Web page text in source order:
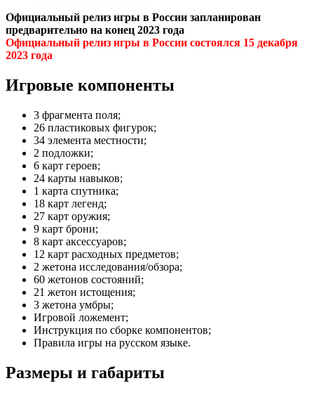
Официальный релиз игры в России запланирован
предварительно на конец 2023 года
Официальный релиз игры в России состоялся 15 декабря
2023 года
Игровые компоненты
3 фрагмента поля;
26 пластиковых фигурок;
34 элемента местности;
2 подложки;
6 карт героев;
24 карты навыков;
1 карта спутника;
18 карт легенд;
27 карт оружия;
9 карт брони;
8 карт аксессуаров;
12 карт расходных предметов;
2 жетона исследования/обзора;
60 жетонов состояний;
21 жетон истощения;
3 жетона умбры;
Игровой ложемент;
Инструкция по сборке компонентов;
Правила игры на русском языке.
Размеры и габариты